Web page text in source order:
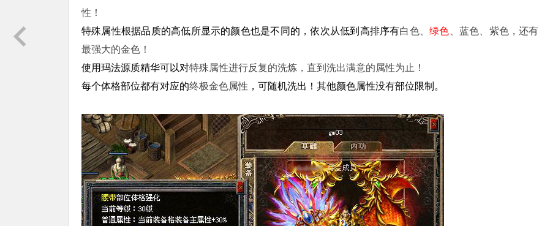
性！
特殊属性根据品质的高低所显示的颜色也是不同的，依次从低到高排序有白色、绿色 、蓝色、紫色，还有
最强大的金色！
使用玛法源质精华可以对特殊属性进行反复的洗炼，直到洗出满意的属性为止！
每个体格部位都有对应的终极金色属性 ，可随机洗出！其他颜色属性没有部位限制。